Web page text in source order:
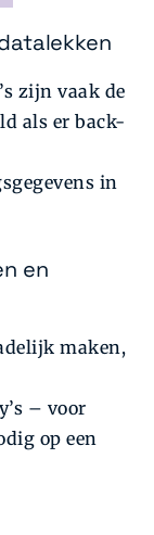
zijn vaak de
als er back-
in
en
maken,
– voor
op een